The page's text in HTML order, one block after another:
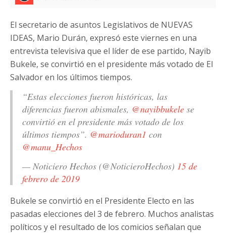
El secretario de asuntos Legislativos de NUEVAS
IDEAS, Mario Durán, expresó este viernes en una
entrevista televisiva que el líder de ese partido, Nayib
Bukele, se convirtió en el presidente más votado de El
Salvador en los últimos tiempos.
“Estas elecciones fueron históricas, las
diferencias fueron abismales, @nayibbukele se
convirtió en el presidente más votado de los
últimos tiempos”. @marioduran1 con
@manu_Hechos
— Noticiero Hechos (@NoticieroHechos) 15 de
febrero de 2019
Bukele se convirtió en el Presidente Electo en las
pasadas elecciones del 3 de febrero. Muchos analistas
políticos y el resultado de los comicios señalan que